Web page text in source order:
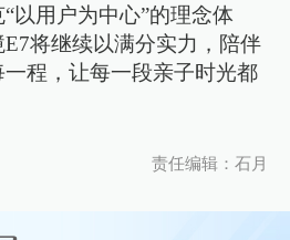
以用户为中心”的理念体
将继续以满分实力，陪伴
程，让每一段亲子时光都
责任编辑：石月